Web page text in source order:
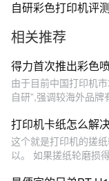
自研彩色打印机评
相关推荐
得力首次推出彩色
由于目前中国打印机
自研”,强调较海外品
打印机卡纸怎么解
这个就是打印机的搓
以。 如果搓纸轮磨损